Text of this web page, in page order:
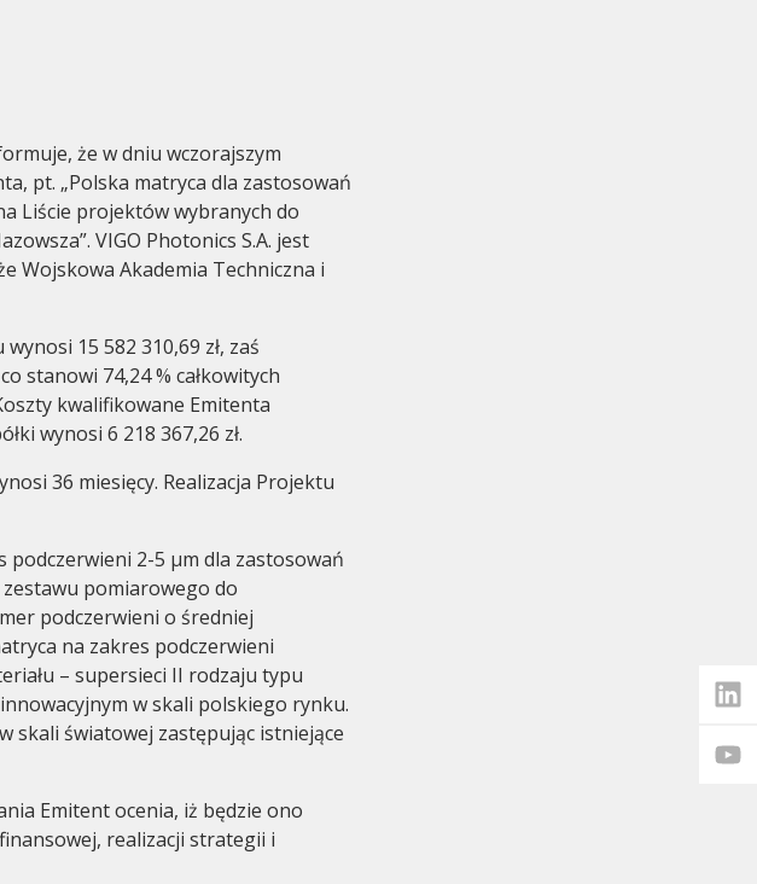
General meetings
że w dniu wczorajszym
pt. „Polska matryca dla zastosowań
Liście projektów wybranych do
VIGO Photonics S.A. jest
Wojskowa Akademia Techniczna i
15 582 310,69 zł, zaś
stanowi 74,24 % całkowitych
kwalifikowane Emitenta
wynosi 6 218 367,26 zł.
36 miesięcy. Realizacja Projektu
2-5 μm dla zastosowań
pomiarowego do
podczerwieni o średniej
na zakres podczerwieni
– supersieci II rodzaju typu
w skali polskiego rynku.
skali światowej zastępując istniejące
Emitent ocenia, iż będzie ono
realizacji strategii i